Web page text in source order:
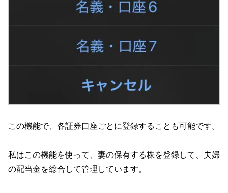
この機能で、各証券口座ごとに登録することも可能です。
私はこの機能を使って、妻の保有する株を登録して、夫婦
の配当金を総合して管理しています。